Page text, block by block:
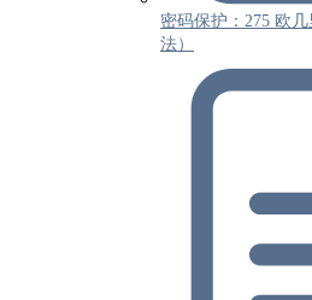
密码保护：275 欧
法）